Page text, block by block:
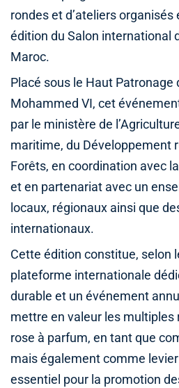
rondes et d’ateliers
édition du Salon international
Maroc.
Placé sous le Haut Patronage
Mohammed VI, cet
par le ministère de
maritime, du Développement
Forêts, en coordination avec
et en partenariat avec un
locaux, régionaux ainsi que
internationaux.
Cette édition constitue, selon
plateforme internationale
durable et un événement
mettre en valeur les multiples
rose à parfum, en tant que
mais également comme
essentiel pour la promotion